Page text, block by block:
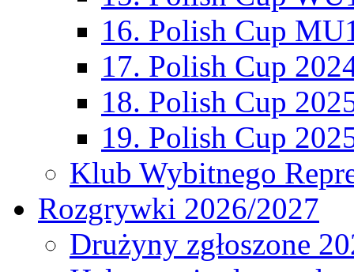
16. Polish Cup
17. Polish Cup
18. Polish Cup
19. Polish Cup
Klub Wybitnego
Rozgrywki 2026/2027
Drużyny zgłoszone